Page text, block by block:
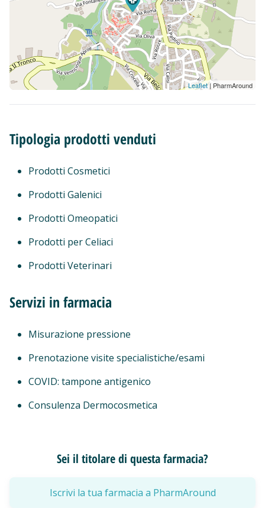
Leaflet| PharmAround
Tipologia prodotti venduti
Prodotti Cosmetici
Prodotti Galenici
Prodotti Omeopatici
Prodotti per Celiaci
Prodotti Veterinari
Servizi in farmacia
Misurazione pressione
Prenotazione visite specialistiche/esami
COVID: tampone antigenico
Consulenza Dermocosmetica
Sei il titolare di questa farmacia?
Iscrivi la tua farmacia a PharmAround